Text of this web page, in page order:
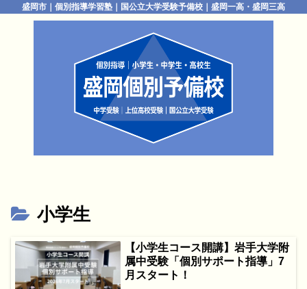
盛岡市｜個別指導学習塾｜国公立大学受験予備校｜盛岡一高・盛岡三高
小学生
【小学生コース開講】岩手大学附
属中受験「個別サポート指導」7
月スタート！